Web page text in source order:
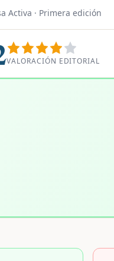
Activa · Primera edición
VALORACIÓN EDITORIAL